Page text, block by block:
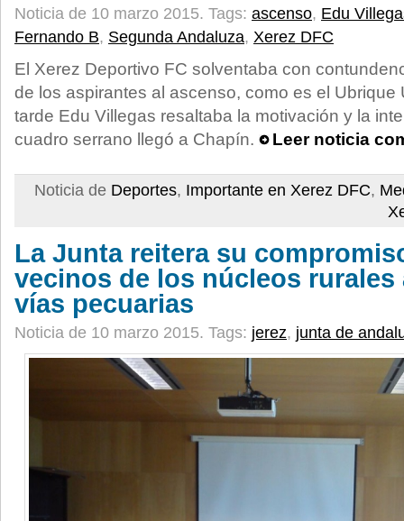
Noticia de 10 marzo 2015. Tags: ascenso, Edu
Fernando B, Segunda Andaluza, Xerez DFC
El Xerez Deportivo FC solventaba con
de los aspirantes al ascenso, como es el Ubrique
tarde Edu Villegas resaltaba la motivación y la
cuadro serrano llegó a Chapín.
Leer noticia
Noticia de Deportes, Importante en Xerez DFC,
La Junta reitera su
vecinos de los núcleos rurales
vías pecuarias
Noticia de 10 marzo 2015. Tags: jerez, junta de